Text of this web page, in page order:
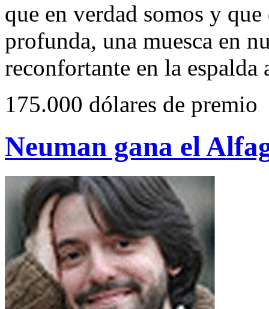
que en verdad somos y
profunda, una muesca en
reconfortante en la espalda
175.000 dólares de premio
Neuman gana el